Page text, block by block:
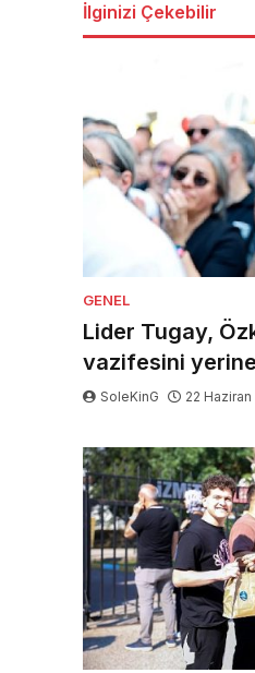
İlginizi Çekebilir
GENEL
Lider Tugay,
vazifesini
SoleKinG 22